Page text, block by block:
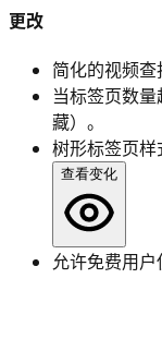
更改
简化的视频查
当标签页数
藏）。
树形标签页样
查看变化
允许免费用